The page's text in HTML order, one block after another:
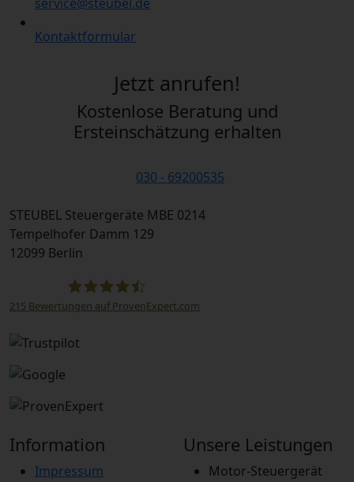
Kontaktformular
Jetzt anrufen!
Kostenlose Beratung und
Ersteinschätzung erhalten
030 - 69200535
STEUBEL Steuergeräte MBE 0214
Tempelhofer Damm 129
12099 Berlin
215 Bewertungen auf ProvenExpert.com
Information
Impressum
Unsere Leistungen
Motor-Steuergerät